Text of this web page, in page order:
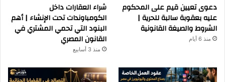
دعوى تعيين قيم على المحكوم
عليه بعقوبة سالبة للحرية |
الشروط والصيغة القانونية
منذ 6 أيام
شراء العقارات داخل
الكومباوندات تحت الإنشاء | أهم
البنود التي تحمي المشتري في
القانون المصري
منذ 3 أسابيع